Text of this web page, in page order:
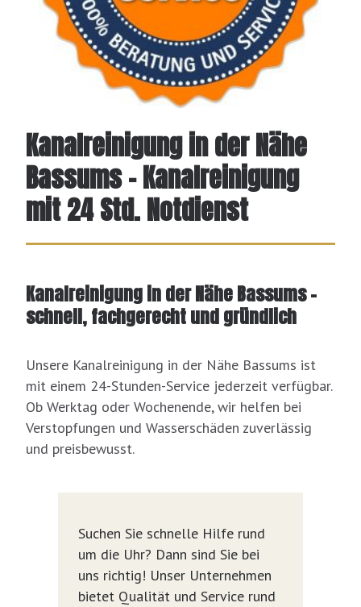
Kanalreinigung in der Nähe
Bassums - Kanalreinigung
mit 24 Std. Notdienst
Kanalreinigung in der Nähe Bassums –
schnell, fachgerecht und gründlich
Unsere Kanalreinigung in der Nähe Bassums ist
mit einem 24-Stunden-Service jederzeit verfügbar.
Ob Werktag oder Wochenende, wir helfen bei
Verstopfungen und Wasserschäden zuverlässig
und preisbewusst.
Suchen Sie schnelle Hilfe rund
um die Uhr? Dann sind Sie bei
uns richtig! Unser Unternehmen
bietet Qualität und Service rund